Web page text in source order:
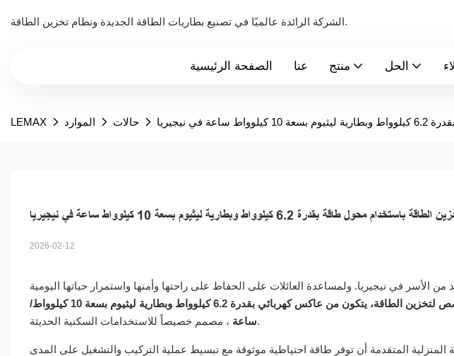
الشركة الرائدة عالميًا في تصنيع بطاريات الطاقة الجديدة ونظام تخزين الطاقة.
الصفحة الرئيسية عنا منتج الحل
LEMAX الموارد حالات نيجيريا
طاقة بقدرة 6.2 كيلوواط وبطارية ليثيوم بسعة 10 كيلوواط ساعة في نيجيريا
2026-02-12
من الأسر في نيجيريا. ولمساعدة العائلات على الحفاظ على راحتها وأمنها واستمرار حياتها اليومية
نظام مخصص لتخزين الطاقة، يتكون من عاكس كهربائي بقدرة 6.2 كيلوواط وبطارية ليثيوم بسعة 10 كيلوواط/
ساعة، مصمم خصيصاً للاستخدامات السكنية الحديثة.
المتقدمة أن توفر طاقة احتياطية موثوقة مع تبسيط عملية التركيب والتشغيل على المدى